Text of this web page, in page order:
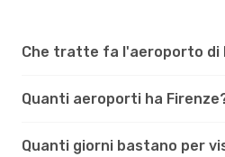
Che tratte fa l'aeroporto di
Quanti aeroporti ha
Quanti giorni bastano per